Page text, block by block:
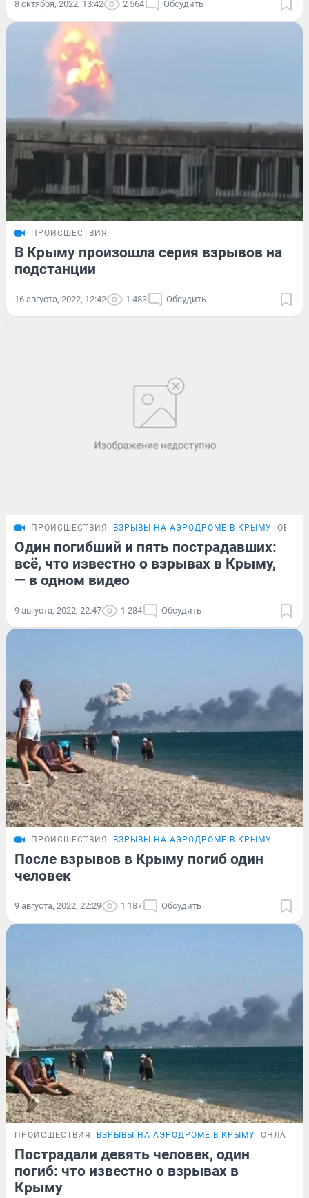
8 октября, 2022, 13:42 2 564 Обсудить
ПРОИСШЕСТВИЯ
В Крыму произошла серия взрывов на
подстанции
16 августа, 2022, 12:42 1 483 Обсудить
ПРОИСШЕСТВИЯ ВЗРЫВЫ НА АЭРОДРОМЕ В КРЫМУ ОБЗОР
Один погибший и пять пострадавших:
всё, что известно о взрывах в Крыму,
— в одном видео
9 августа, 2022, 22:47 1 284 Обсудить
ПРОИСШЕСТВИЯ ВЗРЫВЫ НА АЭРОДРОМЕ В КРЫМУ
После взрывов в Крыму погиб один
человек
9 августа, 2022, 22:29 1 187 Обсудить
ПРОИСШЕСТВИЯ ВЗРЫВЫ НА АЭРОДРОМЕ В КРЫМУ ОНЛАЙН-
Пострадали девять человек, один
погиб: что известно о взрывах в
Крыму